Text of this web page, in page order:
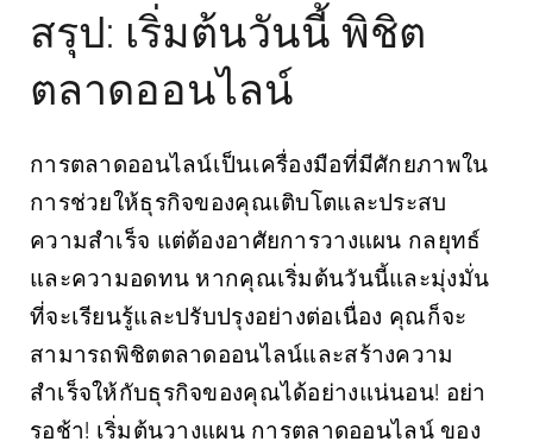
สรุป: เริ่มต้นวันนี้ พิชิต
ตลาดออนไลน์
การตลาดออนไลน์เป็นเครื่องมือที่มีศักยภาพใน
การช่วยให้ธุรกิจของคุณเติบโตและประสบ
ความสำเร็จ แต่ต้องอาศัยการวางแผน กลยุทธ์
และความอดทน หากคุณเริ่มต้นวันนี้และมุ่งมั่น
ที่จะเรียนรู้และปรับปรุงอย่างต่อเนื่อง คุณก็จะ
สามารถพิชิตตลาดออนไลน์และสร้างความ
สำเร็จให้กับธุรกิจของคุณได้อย่างแน่นอน! อย่า
รอช้า! เริ่มต้นวางแผน การตลาดออนไลน์ของ